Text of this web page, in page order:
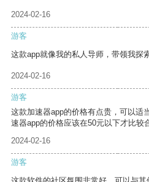
2024-02-16
游客
这款app就像我的私人导师，带领我探
2024-02-16
游客
这款加速器app的价格有点贵，可以适
速器app的价格应该在50元以下才比较
2024-02-16
游客